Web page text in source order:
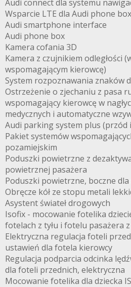
Audi connect dla systemu
Wsparcie LTE dla Audi phone box
Audi smartphone interface
Audi phone box
Kamera cofania 3D
Kamera z czujnikiem odległości
wspomagającym kierowcę)
System rozpoznawania znaków
Ostrzeżenie o zjechaniu z pasa
wspomagający kierowcę w
medycznych i automatyczne
Audi parking system plus (przód i
Pakiet systemów
pozamiejskim
Poduszki powietrzne z
powietrznej pasażera
Poduszki powietrzne, boczne
Obręcze kół ze stopu metali
Asystent świateł drogowych
Isofix - mocowanie fotelika
fotelach z tyłu i fotelu pasażera
Elektryczna regulacja foteli
ustawień dla fotela kierowcy
Regulacja podparcia odcinka
dla foteli przednich, elektryczna
Mocowanie fotelika dla dziecka